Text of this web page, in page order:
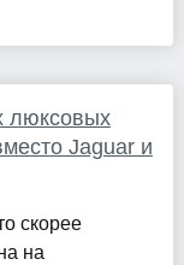
люксовых
Jaguar и
скорее
на